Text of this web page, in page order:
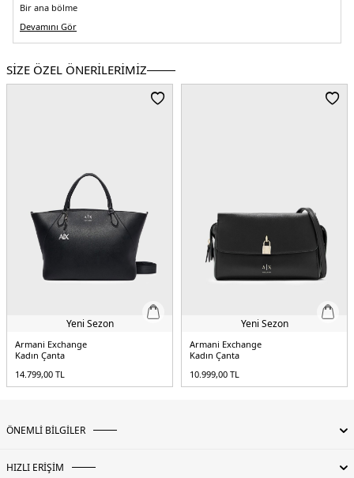
Bir ana bölme
Üretim Yeri :Çin
5DY2XW000412AF12153U4176.37
Devamını Gör
SİZE ÖZEL ÖNERİLERİMİZ
Yeni Sezon
Armani Exchange
Kadın Çanta
14.799,00 TL
Yeni Sezon
Armani Exchange
Kadın Çanta
10.999,00 TL
ÖNEMLİ BİLGİLER
HIZLI ERİŞİM